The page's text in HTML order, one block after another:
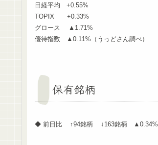
日経平均 +0.55%
TOPIX +0.33%
グロース ▲1.71%
優待指数 ▲0.11%（うっどさん調べ）
保有銘柄
◆ 前日比 ↑94銘柄 ↓163銘柄 ▲0.34%